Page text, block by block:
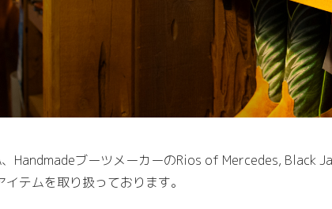
、HandmadeブーツメーカーのRios of Mercedes, Black
イテムを取り扱っております。